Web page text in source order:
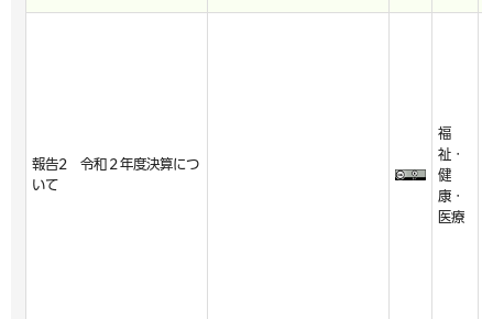
報告2 令和２年度決算につ
いて
福
祉・
健
康・
医療